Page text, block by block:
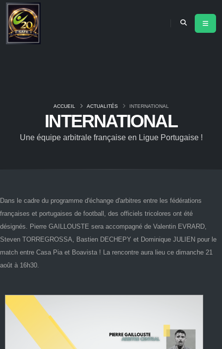
INTERNATIONAL
Une équipe arbitrale française en Ligue Portugaise !
ACCUEIL ACTUALITÉS INTERNATIONAL
Dans le cadre du programme d'échange d'arbitres entre les fédérations
françaises et portugaises de football, des officiels tricolores ont été
désignés. Pierre GAILLOUSTE sera accompagné de Valentin EVRARD,
Steven TORREGROSSA, Bastien DECHEPY et Dominique JULIEN pour le
match entre Casa Pia et Boavista ! La rencontre aura lieu ce dimanche 21
août à 16h30.